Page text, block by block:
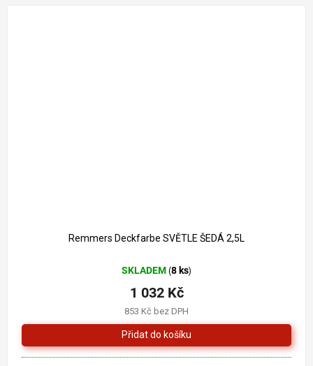
Remmers Deckfarbe SVĚTLE ŠEDÁ 2,5L
SKLADEM (8 ks)
853 Kč bez DPH
1 032 Kč